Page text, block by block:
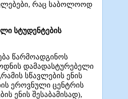
რაც საბოლოოდ
სტუდენტების
წარმოადგინოს
დამადასტურებელი
სწავლების ენის
ეროვნული ცენტრის
ენის შესაბამისად),